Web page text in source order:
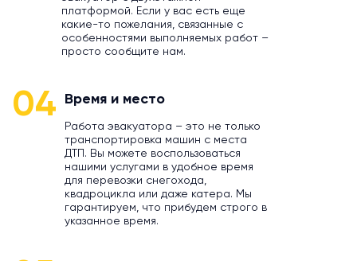
платформой. Если у вас есть еще
какие-то пожелания, связанные с
особенностями выполняемых работ –
просто сообщите нам.
04 Время и место
Работа эвакуатора – это не только
транспортировка машин с места
ДТП. Вы можете воспользоваться
нашими услугами в удобное время
для перевозки снегохода,
квадроцикла или даже катера. Мы
гарантируем, что прибудем строго в
указанное время.